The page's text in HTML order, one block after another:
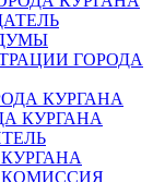
ГОРОДА
КУРГАНА
КУРГАНА
КОМИССИЯ